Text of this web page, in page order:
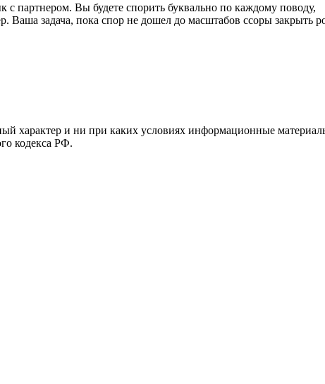
партнером. Вы будете спорить буквально по каждому поводу,
Ваша задача, пока спор не дошел до масштабов ссоры закрыть
характер и ни при каких условиях информационные
кодекса РФ.